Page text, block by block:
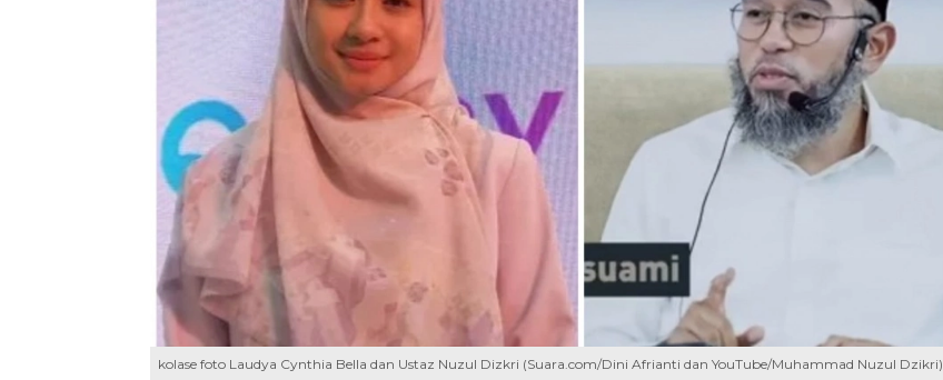
kolase foto Laudya Cynthia Bella dan Ustaz Nuzul Dizkri (Suara.com/Dini Afrianti dan YouTube/Muhammad Nuzul Dzikri)